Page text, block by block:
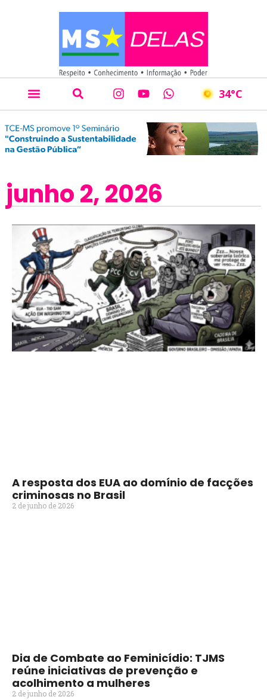
34°C
junho 2, 2026
A resposta dos EUA ao domínio de facções
criminosas no Brasil
2 de junho de 2026
Dia de Combate ao Feminicídio: TJMS
reúne iniciativas de prevenção e
acolhimento a mulheres
2 de junho de 2026